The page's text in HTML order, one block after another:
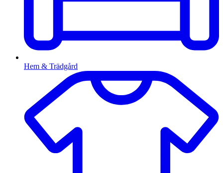
Hem & Trädgård